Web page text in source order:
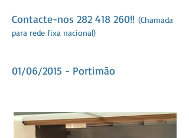
Contacte-nos 282 418 260!! (Chamada
para rede fixa nacional)
01/06/2015 - Portimão